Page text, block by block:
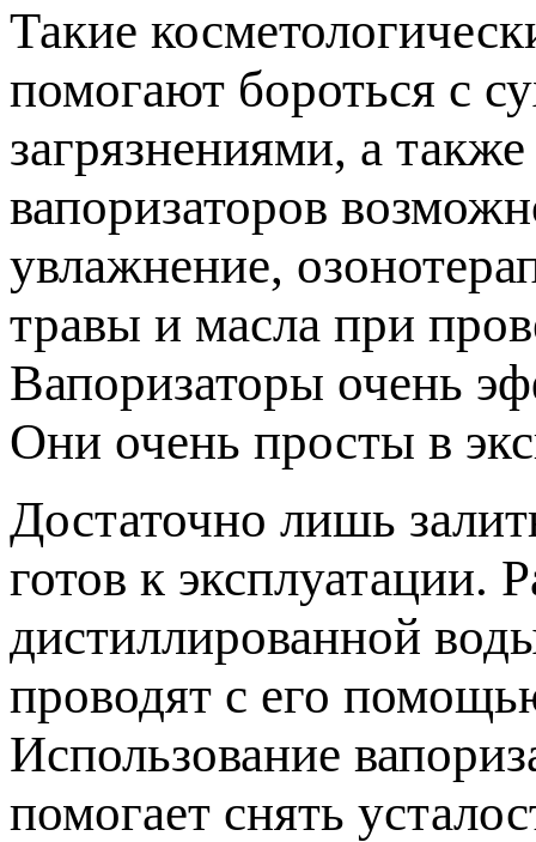
Такие
помогают бороться с
загрязнениями, а
вапоризаторов
увлажнение,
травы и масла при
Вапоризаторы очень
Они очень просты в
Достаточно лишь
готов к эксплуатации.
дистиллированной
проводят с его
Использование
помогает снять